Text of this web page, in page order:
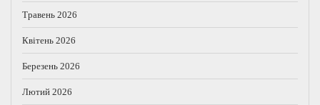
Травень 2026
Квітень 2026
Березень 2026
Лютий 2026